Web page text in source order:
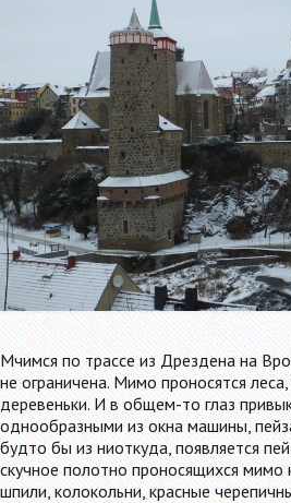
Мчимся по трассе из Дрездена на
не ограничена. Мимо проносятся
деревеньки. И в общем-то глаз
однообразными из окна машины,
будто бы из ниоткуда, появляется
скучное полотно проносящихся мимо
шпили, колокольни, красные